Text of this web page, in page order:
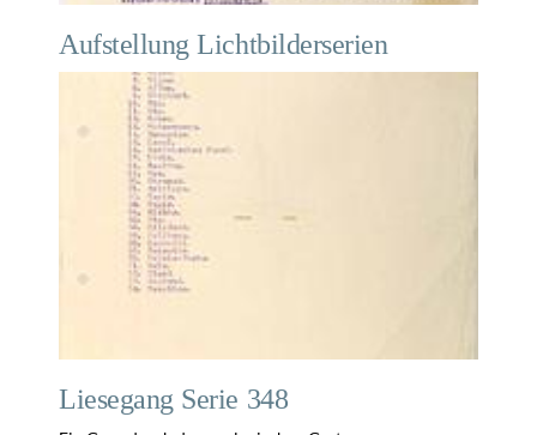
Aufstellung Lichtbilderserien
Liesegang Serie 348